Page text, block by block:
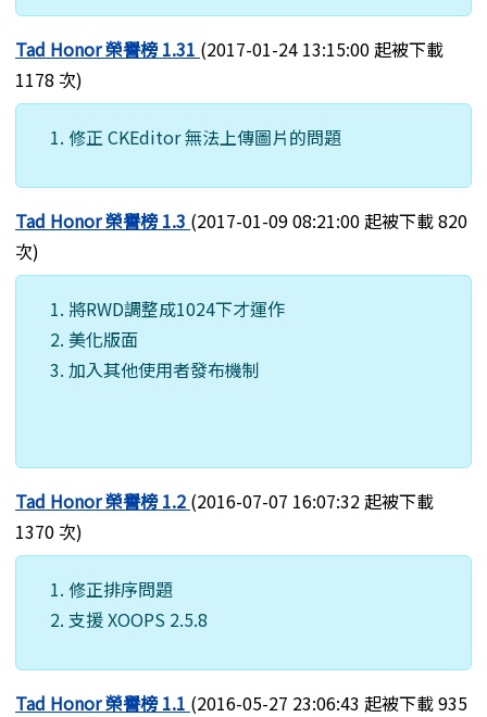
Tad Honor 榮譽榜 1.31 (2017-01-24 13:15:00 起被下載
1178 次)
修正 CKEditor 無法上傳圖片的問題
Tad Honor 榮譽榜 1.3 (2017-01-09 08:21:00 起被下載 820
次)
將RWD調整成1024下才運作
美化版面
加入其他使用者發布機制
Tad Honor 榮譽榜 1.2 (2016-07-07 16:07:32 起被下載
1370 次)
修正排序問題
支援 XOOPS 2.5.8
Tad Honor 榮譽榜 1.1 (2016-05-27 23:06:43 起被下載 935